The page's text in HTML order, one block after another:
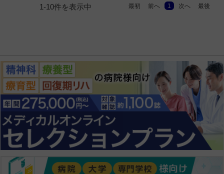
1-10件を表示中 最初 前へ 1 次へ 最後